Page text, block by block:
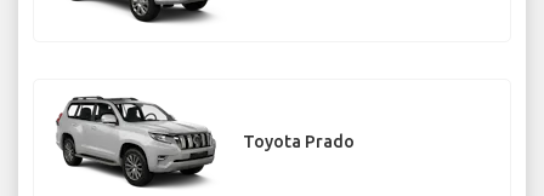
Toyota Prado